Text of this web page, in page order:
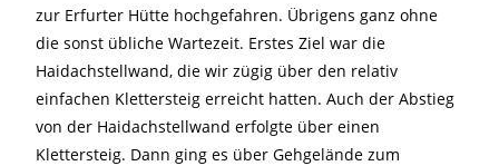
zur Erfurter Hütte hochgefahren. Übrigens ganz ohne
die sonst übliche Wartezeit. Erstes Ziel war die
Haidachstellwand, die wir zügig über den relativ
einfachen Klettersteig erreicht hatten. Auch der Abstieg
von der Haidachstellwand erfolgte über einen
Klettersteig. Dann ging es über Gehgelände zum